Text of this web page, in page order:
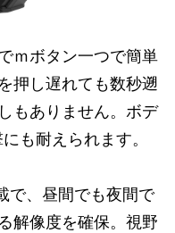
ｍボタン一つで簡単
押し遅れても数秒遡
もありません。ボデ
も耐えられます。
で、昼間でも夜間で
解像度を確保。視野